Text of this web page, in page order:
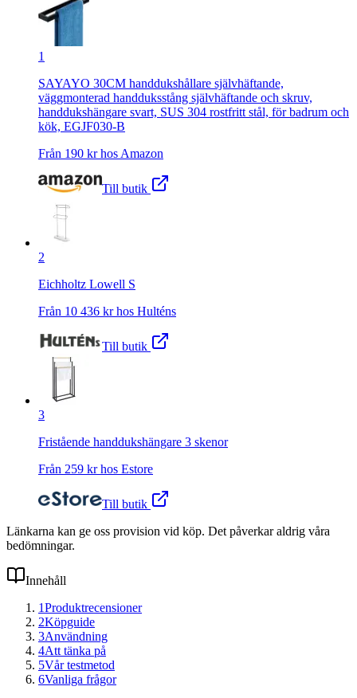
1
SAYAYO 30CM handdukshållare självhäftande,
väggmonterad handduksstång självhäftande och skruv,
handdukshängare svart, SUS 304 rostfritt stål, för badrum och
kök, EGJF030-B
Från 190 kr hos Amazon
Till butik
2
Eichholtz Lowell S
Från 10 436 kr hos Hulténs
Till butik
3
Fristående handdukshängare 3 skenor
Från 259 kr hos Estore
Till butik
Länkarna kan ge oss provision vid köp. Det påverkar aldrig våra
bedömningar.
Innehåll
1Produktrecensioner
2Köpguide
3Användning
4Att tänka på
5Vår testmetod
6Vanliga frågor